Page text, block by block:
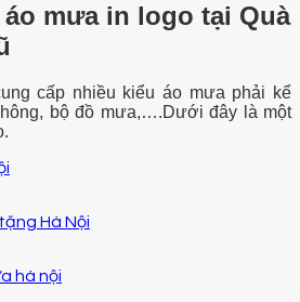
mưa in logo tại Quà
cấp nhiều kiểu áo mưa phải kể
bộ đồ mưa,….Dưới đây là một